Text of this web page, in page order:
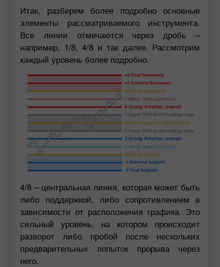
Итак, разберем более подробно основные
элементы рассматриваемого инструмента.
Все линии отмечаются через дробь –
например, 1/8, 4/8 и так далее. Рассмотрим
каждый уровень более подробно.
4/8 – центральная линия, которая может быть
либо поддержкой, либо сопротивлением в
зависимости от расположения графика. Это
сильный уровень, на котором происходит
разворот либо пробой после нескольких
предварительных попыток прорыва через
него.